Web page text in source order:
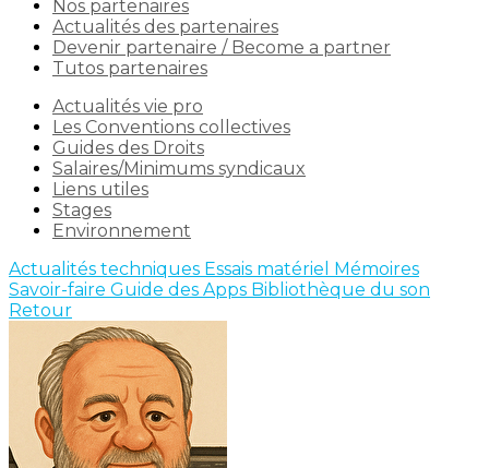
Nos partenaires
Actualités des partenaires
Devenir partenaire / Become a partner
Tutos partenaires
Actualités vie pro
Les Conventions collectives
Guides des Droits
Salaires/Minimums syndicaux
Liens utiles
Stages
Environnement
Actualités techniques Essais matériel Mémoires
Savoir-faire Guide des Apps Bibliothèque du son
Retour